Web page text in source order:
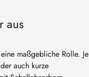
aus
maßgebliche Rolle. Je
auch kurze